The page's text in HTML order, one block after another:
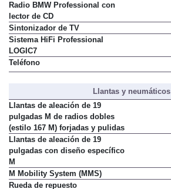
Radio BMW Professional con
lector de CD
Sintonizador de TV
Sistema HiFi Professional
LOGIC7
Teléfono
Llantas y neumáticos
Llantas de aleación de 19
pulgadas M de radios dobles
(estilo 167 M) forjadas y pulidas
Llantas de aleación de 19
pulgadas con diseño específico
M
M Mobility System (MMS)
Rueda de repuesto